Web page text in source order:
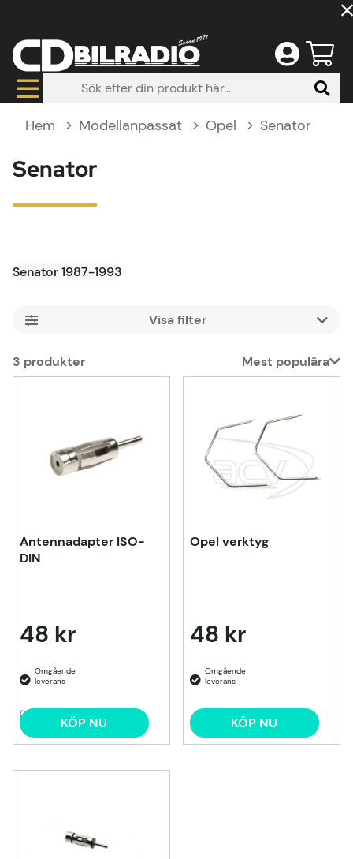
Hem Modellanpassat Opel Senator
Senator
Senator 1987-1993
Filtrera
3 produkter
Mest populära
Antennadapter ISO-
DIN
48 kr
(5) KÖP NU
Opel verktyg
48 kr
KÖP NU